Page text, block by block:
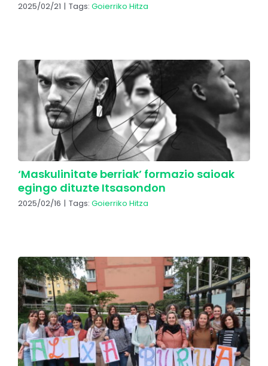
2025/02/21 | Tags: Goierriko Hitza
‘Maskulinitate berriak’ formazio saioak
egingo dituzte Itsasondon
2025/02/16 | Tags: Goierriko Hitza